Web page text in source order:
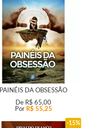
PAINÉIS DA OBSESSÃO
De R$ 65,00
Por R$ 55,25
15%